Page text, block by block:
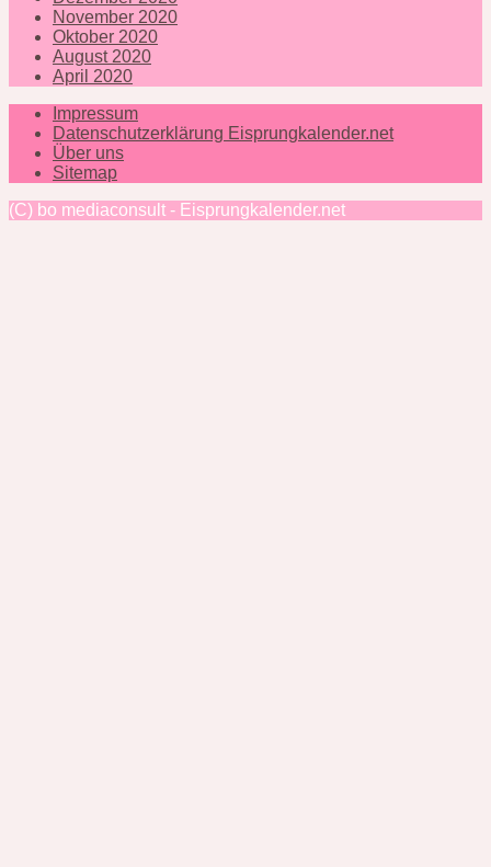
November 2020
Oktober 2020
August 2020
April 2020
Impressum
Datenschutzerklärung Eisprungkalender.net
Über uns
Sitemap
(C) bo mediaconsult - Eisprungkalender.net